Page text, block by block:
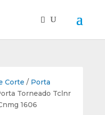
Corte / Porta
Torneado Tclnr
1606